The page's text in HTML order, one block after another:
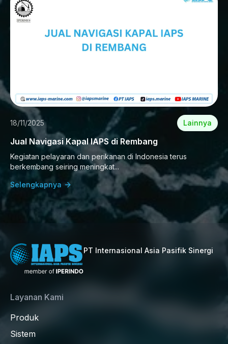
18/11/2025 Lainnya
Jual Navigasi Kapal IAPS di Rembang
Kegiatan pelayaran dan perikanan di Indonesia terus
berkembang seiring meningkat...
Selengkapnya
PT Internasional Asia Pasifik Sinergi
Layanan Kami
Produk
Sistem